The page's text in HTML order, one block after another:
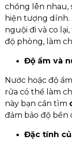
chồng lên nhau,
hiện tượng
nguội đi và co
độ phòng, làm
Độ ẩm và
Nước hoặc độ
rửa có thể làm
này bạn cần tìm
đảm bảo độ bền
Đặc tính